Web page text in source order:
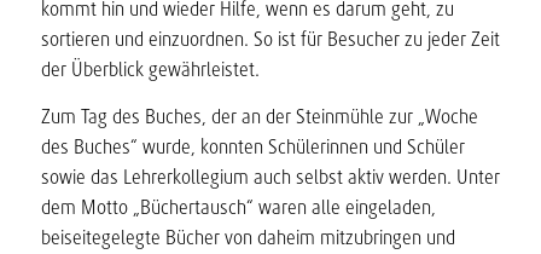
kommt hin und wieder Hilfe, wenn es darum geht, zu
sortieren und einzuordnen. So ist für Besucher zu jeder Zeit
der Überblick gewährleistet.
Zum Tag des Buches, der an der Steinmühle zur „Woche
des Buches“ wurde, konnten Schülerinnen und Schüler
sowie das Lehrerkollegium auch selbst aktiv werden. Unter
dem Motto „Büchertausch“ waren alle eingeladen,
beiseitegelegte Bücher von daheim mitzubringen und